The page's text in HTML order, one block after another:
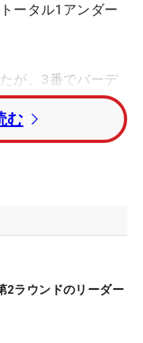
ータル1アンダー
が、3番でバーデ
トルにつけた16番
ショットがラフに
したが、アンダー
竹田麗央は2バー
トータル4アンダ
ンダー・15位タ
む
2ラウンドのリーダー